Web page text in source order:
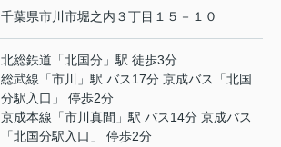
千葉県市川市堀之内 ３丁目１５－１０
北総鉄道 「北国分 」駅 徒歩3分
総武線 「市川
」駅 バス17分 京成バス「北国
分駅入口」 停歩2分
京成本線 「市川真間 」駅 バス14分 京成バス
「北国分駅入口」 停歩2分